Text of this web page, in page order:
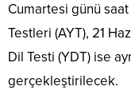
Cumartesi günü
Testleri (AYT), 21
Dil Testi (YDT) ise
gerçekleştirilecek.